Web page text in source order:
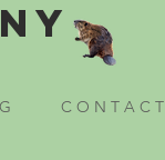
C O N T A C T